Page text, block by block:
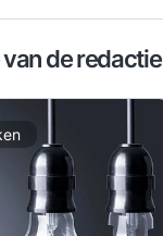
de redactie